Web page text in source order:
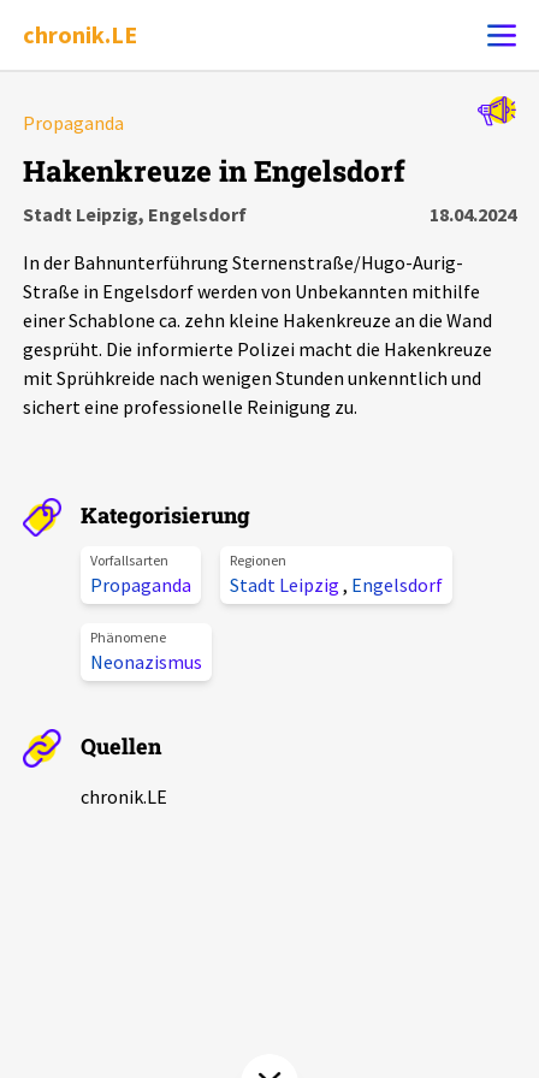
chronik.LE
Chronik
Dossiers
Leipziger Zustände
Schlaglichter
Phänomene
Aktuelles
Alle Beiträge
Veranstaltungen
Pressemitteilungen
Über uns
Kontakt
Unterstützer_innen
Propaganda
Hakenkreuze in Engelsdorf
Stadt Leipzig, Engelsdorf
18.04.2024
In der Bahnunterführung Sternenstraße/Hugo-Aurig-
Straße in Engelsdorf werden von Unbekannten mithilfe
einer Schablone ca. zehn kleine Hakenkreuze an die Wand
gesprüht. Die informierte Polizei macht die Hakenkreuze
mit Sprühkreide nach wenigen Stunden unkenntlich und
sichert eine professionelle Reinigung zu.
Kategorisierung
Vorfallsarten
Propaganda
Regionen
Stadt Leipzig , Engelsdorf
Phänomene
Neonazismus
Quellen
chronik.LE
Alle Ereignisse
Ereignisse
Ereignisse
Exportieren Filter Erklärungen